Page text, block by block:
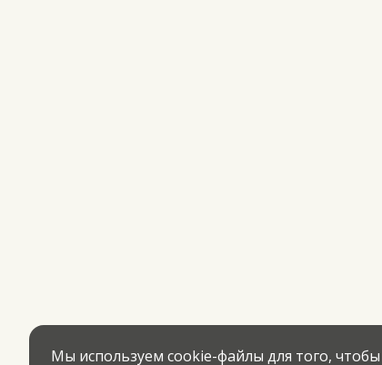
Мы используем cookie-файлы для того,